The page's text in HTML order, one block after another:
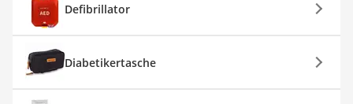
Defibrillator
Diabetikertasche